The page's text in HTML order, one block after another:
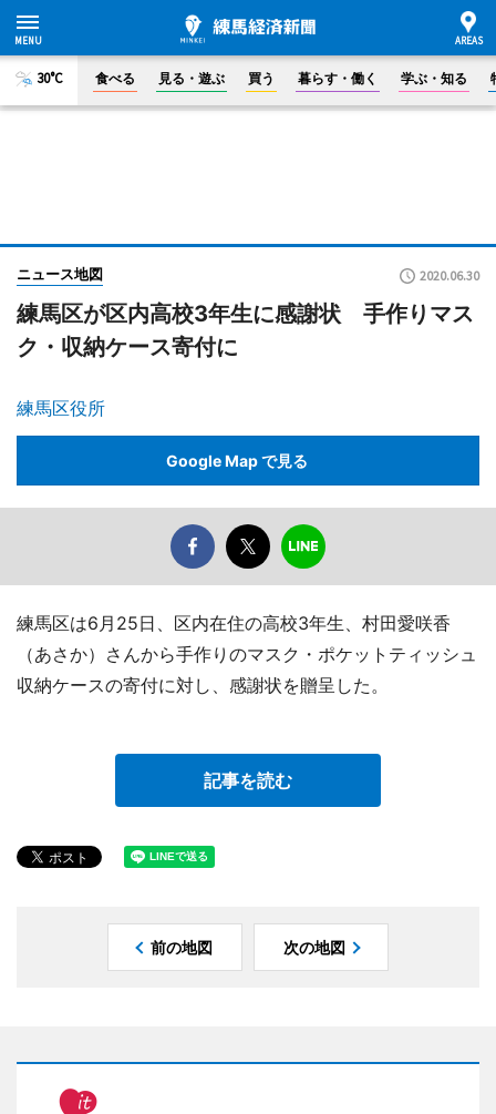
30°C 食べる 見る・遊ぶ 買う 暮らす・働く 学ぶ・知る
ニュース地図 2020.06.30
練馬区が区内高校3年生に感謝状 手作りマス
ク・収納ケース寄付に
練馬区役所
Google Map で見る
練馬区は6月25日、区内在住の高校3年生、村田愛咲香
（あさか）さんから手作りのマスク・ポケットティッシュ
収納ケースの寄付に対し、感謝状を贈呈した。
記事を読む
前の地図 次の地図